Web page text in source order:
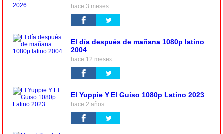
hace 3 meses
El día después de mañana 1080p latino
2004
hace 12 meses
El Yuppie Y El Guiso 1080p Latino 2023
hace 2 años